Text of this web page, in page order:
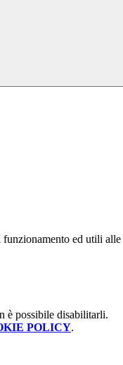
ed utili
è possibile disabilitarli.
POLICY.